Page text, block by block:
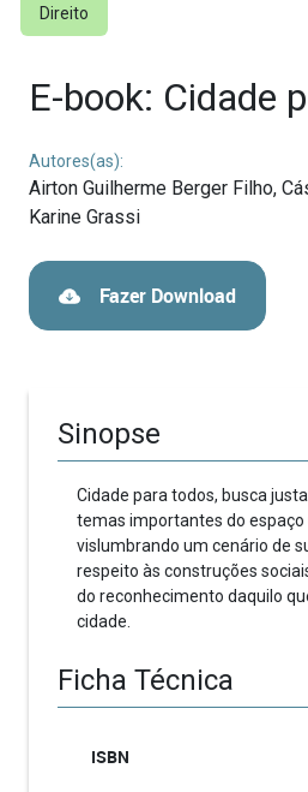
Direito
E-book: Cidade
Autores(as):
Airton Guilherme Berger Filho,
Karine Grassi
Fazer Download
Sinopse
Cidade para todos, busca
temas importantes do espaço
vislumbrando um cenário de
respeito às construções
do reconhecimento daquilo
cidade.
Ficha Técnica
ISBN